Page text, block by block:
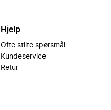
Hjelp
Ofte stilte spørsmål
Kundeservice
Retur